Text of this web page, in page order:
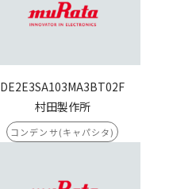
DE2E3SA103MA3BT02F
村田製作所
コンデンサ(キャパシタ)